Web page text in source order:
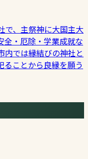
で、主祭神に大国主大
全・厄除・学業成就な
内では縁結びの神社と
ることから良縁を願う